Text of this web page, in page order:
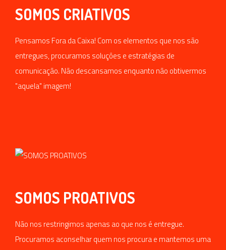
SOMOS CRIATIVOS
Pensamos Fora da Caixa! Com os elementos que nos são
entregues, procuramos soluções e estratégias de
comunicação. Não descansamos enquanto não obtivermos
"aquela" imagem!
SOMOS PROATIVOS
Não nos restringimos apenas ao que nos é entregue.
Procuramos aconselhar quem nos procura e mantemos uma